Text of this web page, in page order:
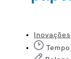
Inovações